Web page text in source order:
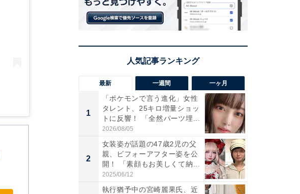
最新 一週間 一ヶ月
1
「ポケモンで言う進化」女性
タレント、25キロ増量ショッ
トに反響！ 「全然パーツ埋...
2026/08/05
2
女装姿が話題の47歳2児の父
親、ビフォーアフター姿を公
開！ 「素顔もお美しくて納...
2025/06/12
執行猶予中の宮崎麗果氏、近